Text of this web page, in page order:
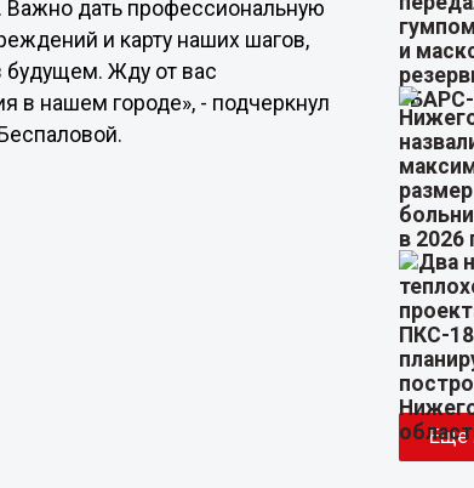
Важно дать профессиональную
и карту наших шагов,
будущем. Жду от вас
в нашем городе», - подчеркнул
Еще